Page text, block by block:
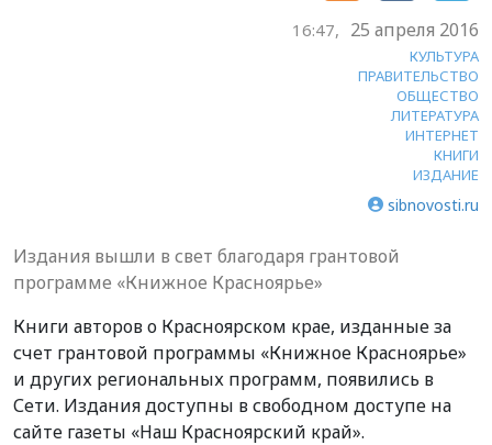
16:47, 25 апреля 2016
КУЛЬТУРА
ПРАВИТЕЛЬСТВО
ОБЩЕСТВО
ЛИТЕРАТУРА
ИНТЕРНЕТ
КНИГИ
ИЗДАНИЕ
sibnovosti.ru
Издания вышли в свет благодаря грантовой
программе «Книжное Красноярье»
Книги авторов о Красноярском крае, изданные за
счет грантовой программы «Книжное Красноярье»
и других региональных программ, появились в
Сети. Издания доступны в свободном доступе на
сайте газеты «Наш Красноярский край».